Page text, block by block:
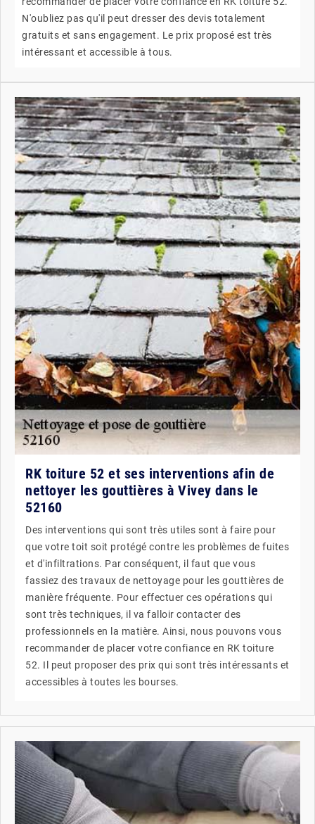
N'oubliez pas qu'il peut dresser des devis totalement
gratuits et sans engagement. Le prix proposé est très
intéressant et accessible à tous.
RK toiture 52 et ses interventions afin de
nettoyer les gouttières à Vivey dans le
52160
Des interventions qui sont très utiles sont à faire pour
que votre toit soit protégé contre les problèmes de fuites
et d'infiltrations. Par conséquent, il faut que vous
fassiez des travaux de nettoyage pour les gouttières de
manière fréquente. Pour effectuer ces opérations qui
sont très techniques, il va falloir contacter des
professionnels en la matière. Ainsi, nous pouvons vous
recommander de placer votre confiance en RK toiture
52. Il peut proposer des prix qui sont très intéressants et
accessibles à toutes les bourses.